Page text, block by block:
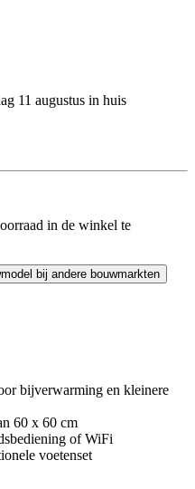
11 augustus in huis
in de winkel te
bij andere bouwmarkten
bijverwarming en kleinere
60 x 60 cm
of WiFi
voetenset